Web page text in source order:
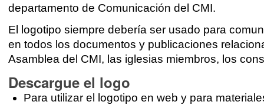
departamento de Comunicación del CMI.
El logotipo siempre debería ser usado para
en todos los documentos y publicaciones
Asamblea del CMI, las iglesias miembros, los
Descargue el logo
Para utilizar el logotipo en web y para